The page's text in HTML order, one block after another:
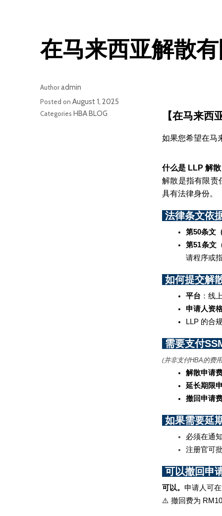
在马来西亚解散
【在马来
如果您希望在马
什么是 LLP 解
解散是指有限责
具有法律身份。
法律条文
第50条文
第51条文
请程序或
如何提交
平台 ：线
申请人资
LLP 的合
需要支付
(并非支付HBA的费
解散申请
延长期限
撤回申请
如果需要
必须在通
注册官可
可以撤回
可以。 申请人可
⚠️ 撤回费为
Authoradmin
Posted on August 1, 2025
Categories HBA BLOG